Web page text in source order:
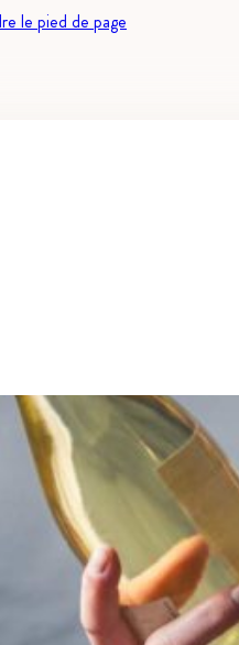
le pied de page
Tunnel a eu droit à plusieurs